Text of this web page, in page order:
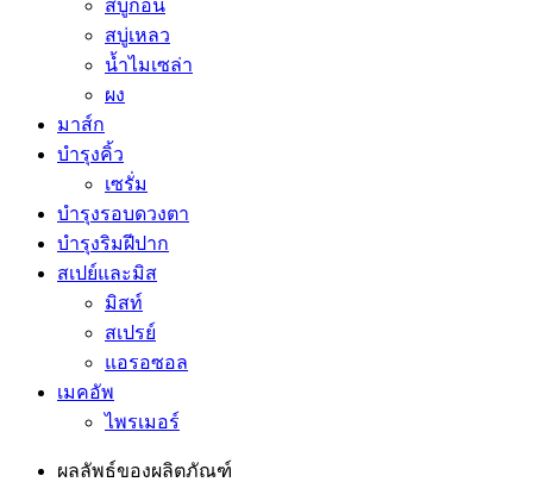
สบู่ก้อน
สบู่เหลว
น้ำไมเซล่า
ผง
มาส์ก
บำรุงคิ้ว
เซรั่ม
บำรุงรอบดวงตา
บำรุงริมฝีปาก
สเปย์และมิส
มิสท์
สเปรย์
แอรอซอล
เมคอัพ
ไพรเมอร์
ผลลัพธ์ของผลิตภัณฑ์